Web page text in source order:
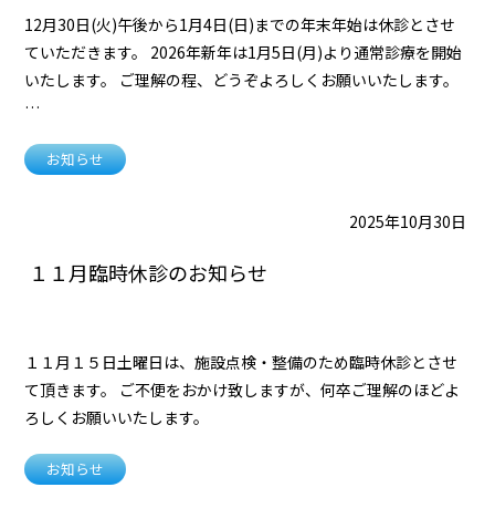
12月30日(火)午後から1月4日(日)までの年末年始は休診とさせ
ていただきます。 2026年新年は1月5日(月)より通常診療を開始
いたします。 ご理解の程、どうぞよろしくお願いいたします。
…
お知らせ
１１月臨時休診のお知らせ
2025年10月30日
１１月１５日土曜日は、施設点検・整備のため臨時休診とさせ
て頂きます。 ご不便をおかけ致しますが、何卒ご理解のほどよ
ろしくお願いいたします。
お知らせ